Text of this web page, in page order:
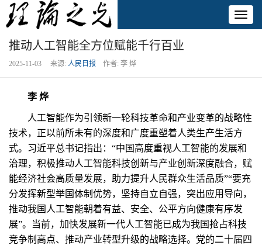
推动人工智能全方位赋能千行百业
2025-11-03 来源: 人民日报 作者: 李 烨
李 烨
人工智能作为引领新一轮科技革命和产业变革的战略性
技术，正以前所未有的深度和广度重塑着人类生产生活方
式。习近平总书记指出：“中国高度重视人工智能的发展和
治理，积极推动人工智能科技创新与产业创新深度融合，赋
能经济社会高质量发展，助力提升人民群众生活品质”“要充
分发挥新型举国体制优势，坚持自立自强，突出应用导向，
推动我国人工智能朝着有益、安全、公平方向健康有序发
展”。当前，加快发展新一代人工智能已成为我国抢占科技
竞争制高点、推动产业转型升级的战略选择。党的二十届四